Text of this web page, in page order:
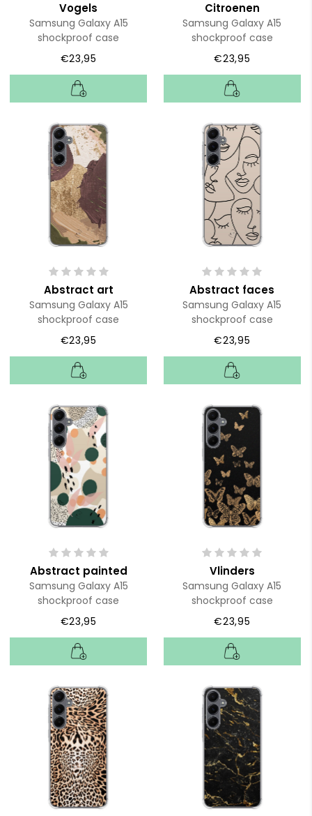
Vogels
Samsung Galaxy A15
shockproof case
€23,95
Citroenen
Samsung Galaxy A15
shockproof case
€23,95
Abstract art
Samsung Galaxy A15
shockproof case
€23,95
Abstract faces
Samsung Galaxy A15
shockproof case
€23,95
Abstract painted
Samsung Galaxy A15
shockproof case
€23,95
Vlinders
Samsung Galaxy A15
shockproof case
€23,95